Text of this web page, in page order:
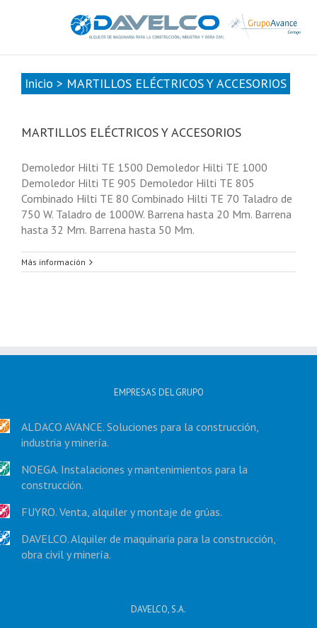
Inicio > MARTILLOS ELÉCTRICOS Y ACCESORIOS
MARTILLOS ELÉCTRICOS Y ACCESORIOS
Demoledor Hilti TE 1500 Demoledor Hilti TE 1000
Demoledor Hilti TE 905 Demoledor Hilti TE 805
Combinado Hilti TE 80 Combinado Hilti TE 70 Taladro de
750 W. Taladro de 1000W. Barrena hasta 20 Mm. Barrena
hasta 32 Mm. Barrena hasta 50 Mm.
Más información
EMPRESAS DEL GRUPO
ALDACO AVANCE. Soluciones para la construcción,
industria y minería.
NOEGA. Instalaciones y mantenimientos para la
construcción.
FUYRO. Venta, alquiler y montaje de grúas.
DAVELCO. Alquiler de maquinaria para la construcción,
obra civil y minería.
DAVELCO, S.A.